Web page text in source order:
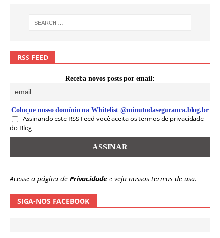
RSS FEED
Receba novos posts por email:
Coloque nosso domínio na Whitelist @minutodaseguranca.blog.br
Assinando este RSS Feed você aceita os termos de privacidade
do Blog
Acesse a página de Privacidade e veja nossos termos de uso.
SIGA-NOS FACEBOOK